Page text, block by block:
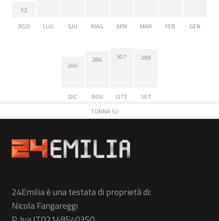
52
AGO
LUG GIU MAG APR MAR FEB GEN
240
DIC
284
NOV
307
OTT
299
SET
TORNA SU
24Emilia è una testata di proprietà di:
Nicola Fangareggi